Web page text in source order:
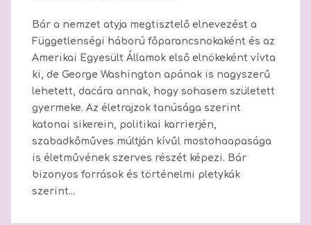
Bár a nemzet atyja megtisztelő elnevezést a
Függetlenségi háború főparancsnokaként és az
Amerikai Egyesült Államok első elnökeként vívta
ki, de George Washington apának is nagyszerű
lehetett, dacára annak, hogy sohasem született
gyermeke. Az életrajzok tanúsága szerint
katonai sikerein, politikai karrierjén,
szabadkőműves múltján kívűl mostohaapasága
is életművének szerves részét képezi. Bár
bizonyos források és történelmi pletykák
szerint...